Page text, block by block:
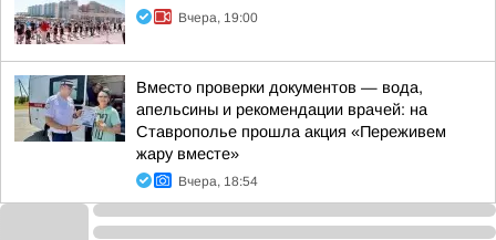
Вчера, 19:00
Вместо проверки документов — вода,
апельсины и рекомендации врачей: на
Ставрополье прошла акция «Переживем
жару вместе»
Вчера, 18:54